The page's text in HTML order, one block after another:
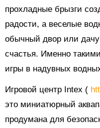
прохладные брызги
радости, а веселые
обычный двор или дачу
счастья. Именно
игры в надувных
Игровой центр Intex (
это миниатюрный
продумана для